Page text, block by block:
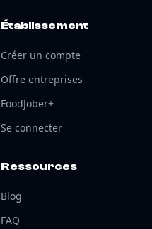
Établissement
Créer un compte
Offre entreprises
FoodJober+
Se connecter
Ressources
Blog
FAQ